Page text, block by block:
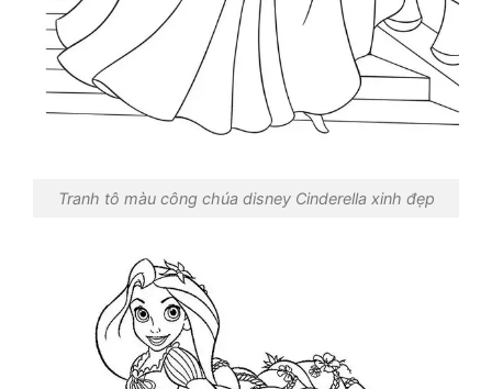
Tranh tô màu công chúa disney Cinderella xinh đẹp